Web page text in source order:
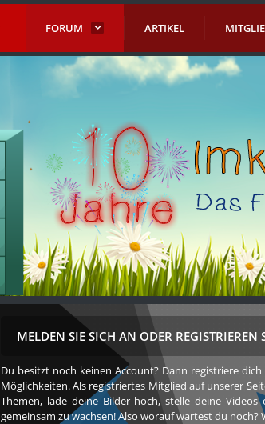
FORUM ARTIKEL
MELDEN SIE SICH AN ODER REGISTRIEREN
Du besitzt noch keinen Account? Dann registriere
Möglichkeiten. Als registriertes Mitglied auf unserer
Themen, lade deine Bilder hoch, stelle deine
gemeinsam zu wachsen! Also worauf wartest du noch?